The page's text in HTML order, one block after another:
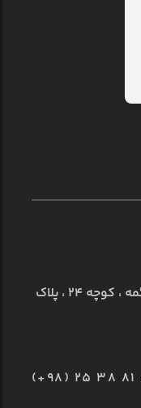
استان قم ، شهر قم ، خیابان جوادالائمه ، کوچه ۲۴ ، پلاک
(+98) 25 38 81